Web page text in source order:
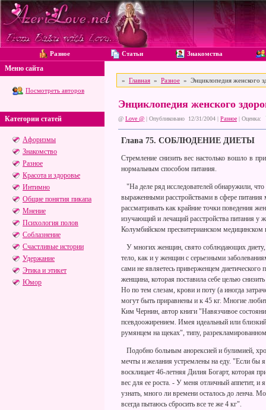
Разное Статьи Знакомства
Меню сайта
Посмотреть авторов
Категории статей
Афоризмы
Знакомство
Разное
Красота и здоровье
Интимно
Общие понятия пикапа
Мнение
Психология полов
Соблазнение
Счастливые истории
Удержание
Этика и этикет
Юмор
» Главная » Разное » Энциклопедия женского
Энциклопедия женского
@ Love @ | Опубликовано 12/31/2004 | Разное | Оценка:
Глава 75. СОБЛЮДЕНИЕ ДИЕТЫ
Стремление снизить вес настолько вошло в
нормальным способом питания.
"На деле ряд исследователей обнаружили,
выраженными расстройствами в сфере
рассматривать как крайние точки поведения
изучающий и лечащий расстройства питания у
Колумбийском пресвитерианском медицинском
У многих женщин, свято соблюдающих диету,
тело, как и у женщин с серьезными
сами не являетесь приверженцем
женщина, которая поставила себе целью
Но по тем слезам, крови и поту (а иногда
могут быть приравнены и к 45 кг. Многие
Ким Чернин, автор книги "Навязчивое
псевдоожирением. Имея идеальный или
румянцем на щеках", типу,
Подобно больным анорексией и булимией,
мечты и желания устремлены на еду. "Если бы я
восклицает 46-летняя Дилия Богарт, которая
вес для ее роста. - У меня отличный аппетит, и
узнать, много ли времени осталось до ленча.
всегда пытаюсь сбросить все те же 4 кг".